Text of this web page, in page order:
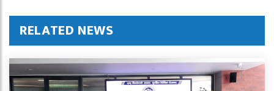
RELATED NEWS